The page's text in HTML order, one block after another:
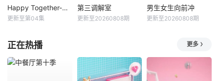
Happy Together-不是一个人真好
更新至第04集
第三调解室
更新至20260808期
男生女生向前冲
更新至20260808期
正在热播 更多